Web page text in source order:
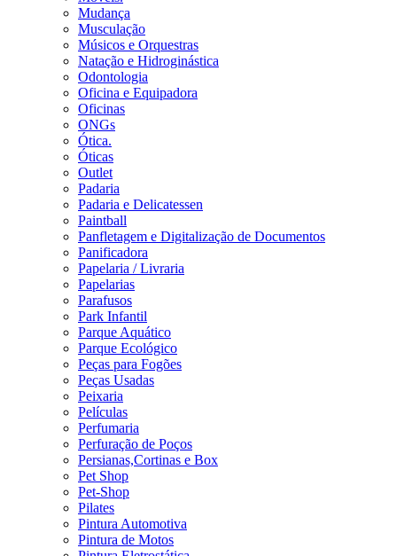
Mudança
Musculação
Músicos e Orquestras
Natação e Hidroginástica
Odontologia
Oficina e Equipadora
Oficinas
ONGs
Ótica.
Óticas
Outlet
Padaria
Padaria e Delicatessen
Paintball
Panfletagem e Digitalização de Documentos
Panificadora
Papelaria / Livraria
Papelarias
Parafusos
Park Infantil
Parque Aquático
Parque Ecológico
Peças para Fogões
Peças Usadas
Peixaria
Películas
Perfumaria
Perfuração de Poços
Persianas,Cortinas e Box
Pet Shop
Pet-Shop
Pilates
Pintura Automotiva
Pintura de Motos